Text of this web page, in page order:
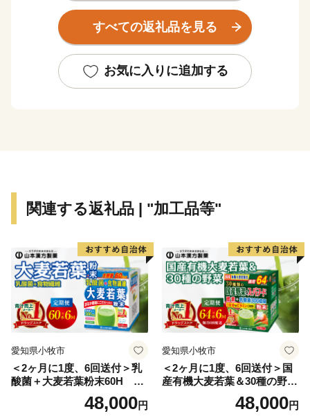
約50分の距離にあります。
温暖多雨の穏やかな気候にくわえて、町全体が標高4〜5
す。また、町の総面積の約14％を占める堀（クリーク）
が、町全域を縦横無尽に張り巡らしており、その歴史は
すべての返礼品を見る
お気に入りに追加する
関連する返礼品 | "加工品等"
愛知県小牧市
＜2ヶ月に1度、6回送付＞乳
酸菌＋大麦若葉粉末60H 山
48,000円
愛知県小牧市
＜2ヶ月に1度、6回送付＞国
産有機大麦若葉＆30種の野
菜 山本漢方 定期便
48,000円